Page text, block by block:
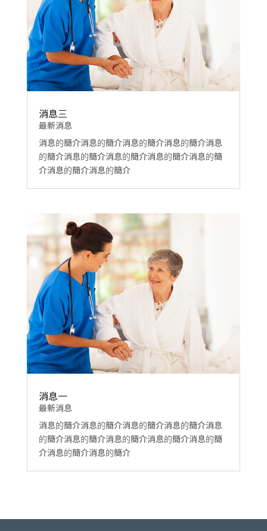
消息三
最新消息
消息的簡介消息的簡介消息的簡介消息的簡介消息
的簡介消息的簡介消息的簡介消息的簡介消息的簡
介消息的簡介消息的簡介
消息一
最新消息
消息的簡介消息的簡介消息的簡介消息的簡介消息
的簡介消息的簡介消息的簡介消息的簡介消息的簡
介消息的簡介消息的簡介